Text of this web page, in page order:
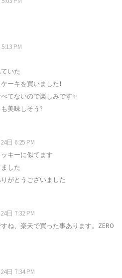
PM
いた
ーキを買いました❗️
てないので楽しみです✨
美味しそう?
日 6:25 PM
キーに似てます
した
がとうございました
日 7:32 PM
ね、楽天で買った事あります。ZERO
日 7:34 PM